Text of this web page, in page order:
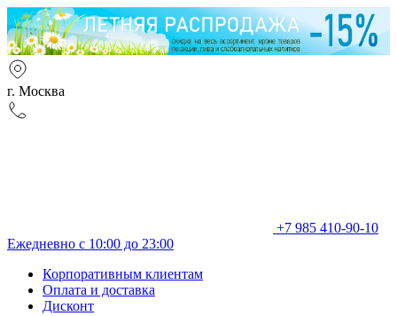
г. Москва
+7 985 410-90-10
Ежедневно с 10:00 до 23:00
Корпоративным клиентам
Оплата и доставка
Дисконт